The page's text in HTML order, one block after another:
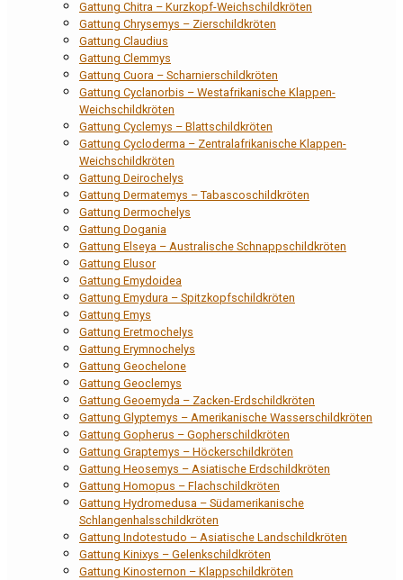
Gattung Chitra – Kurzkopf-Weichschildkröten
Gattung Chrysemys – Zierschildkröten
Gattung Claudius
Gattung Clemmys
Gattung Cuora – Scharnierschildkröten
Gattung Cyclanorbis – Westafrikanische Klappen-
Weichschildkröten
Gattung Cyclemys – Blattschildkröten
Gattung Cycloderma – Zentralafrikanische Klappen-
Weichschildkröten
Gattung Deirochelys
Gattung Dermatemys – Tabascoschildkröten
Gattung Dermochelys
Gattung Dogania
Gattung Elseya – Australische Schnappschildkröten
Gattung Elusor
Gattung Emydoidea
Gattung Emydura – Spitzkopfschildkröten
Gattung Emys
Gattung Eretmochelys
Gattung Erymnochelys
Gattung Geochelone
Gattung Geoclemys
Gattung Geoemyda – Zacken-Erdschildkröten
Gattung Glyptemys – Amerikanische Wasserschildkröten
Gattung Gopherus – Gopherschildkröten
Gattung Graptemys – Höckerschildkröten
Gattung Heosemys – Asiatische Erdschildkröten
Gattung Homopus – Flachschildkröten
Gattung Hydromedusa – Südamerikanische
Schlangenhalsschildkröten
Gattung Indotestudo – Asiatische Landschildkröten
Gattung Kinixys – Gelenkschildkröten
Gattung Kinosternon – Klappschildkröten